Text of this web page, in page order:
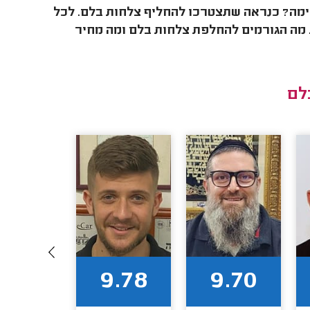
כנראה שתצטרכו להחליף צלחות בלם. לכל
מה הגורמים להחלפת צלחות בלם ומה מחיר
9.70
9.78